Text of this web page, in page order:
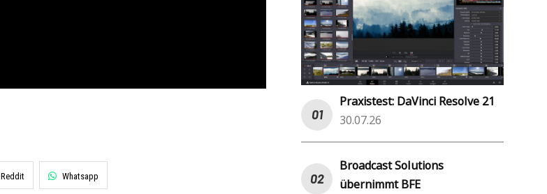
Reddit Whatsapp
Praxistest: DaVinci Resolve 21
30.07.26
Broadcast Solutions
übernimmt BFE